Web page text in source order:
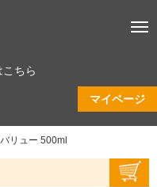
ちら
マイページ
リュー 500ml